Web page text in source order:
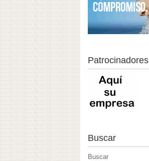
Patrocinadores
Buscar
Buscar